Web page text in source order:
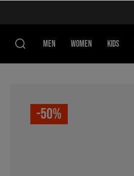
MEN WOMEN KIDS
-50%